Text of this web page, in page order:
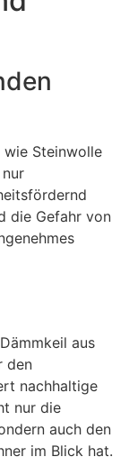
wie Steinwolle
die Gefahr von
aus
den
nachhaltige
nur die
auch den
im Blick hat.